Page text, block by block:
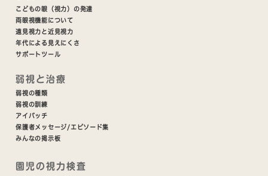
こどもの眼（視力）の発達
両眼視機能について
遠見視力と近見視力
年代による見えにくさ
サポートツール
弱視と治療
弱視の種類
弱視の訓練
アイパッチ
保護者メッセージ/エピソード集
みんなの掲示板
園児の視力検査